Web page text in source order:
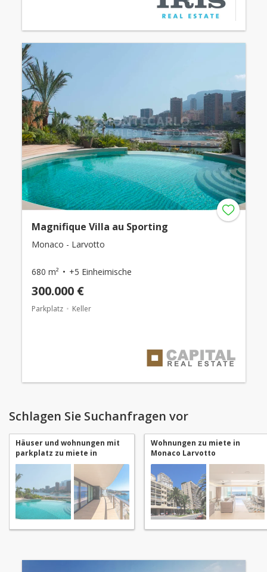
Magnifique Villa au Sporting
Monaco - Larvotto
680 m² +5 Einheimische
300.000 €
Parkplatz Keller
Schlagen Sie Suchanfragen vor
Häuser und wohnungen mit
parkplatz zu miete in
Monaco Larvotto
Wohnungen zu miete in
Monaco Larvotto